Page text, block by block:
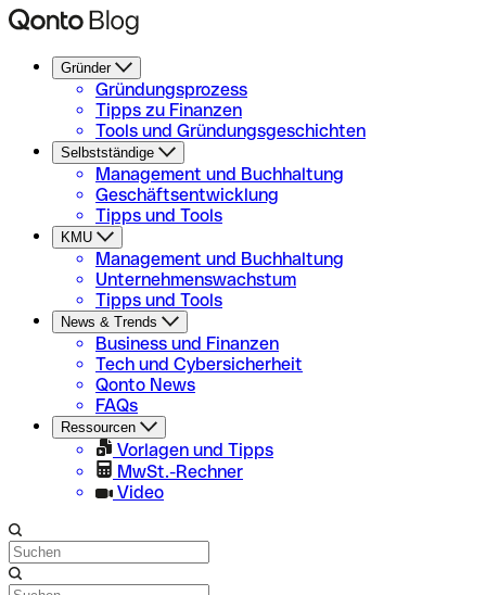
Gründer
Gründungsprozess
Tipps zu Finanzen
Tools und Gründungsgeschichten
Selbstständige
Management und Buchhaltung
Geschäftsentwicklung
Tipps und Tools
KMU
Management und Buchhaltung
Unternehmenswachstum
Tipps und Tools
News & Trends
Business und Finanzen
Tech und Cybersicherheit
Qonto News
FAQs
Ressourcen
Vorlagen und Tipps
MwSt.-Rechner
Video